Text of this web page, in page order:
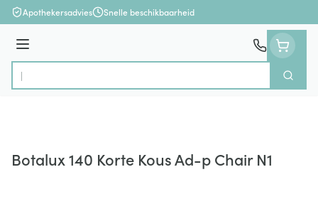
Ga naar de inhoud
Apothekersadvies Snelle beschikbaarheid
Menu
Product, merk, categorie...
Zoek
Botalux 140 Korte Kous Ad-p Chair N1